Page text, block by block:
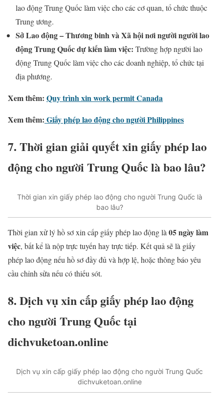
lao động Trung Quốc làm việc cho các cơ quan, tổ chức thuộc
Trung ương.
Sở Lao động – Thương binh và Xã hội nơi người người lao
động Trung Quốc dự kiến làm việc: Trường hợp người lao
động Trung Quốc làm việc cho các doanh nghiệp, tổ chức tại
địa phương.
Xem thêm: Quy trình xin work permit Canada
Xem thêm: Giấy phép lao động cho người Philippines
7. Thời gian giải quyết xin giấy phép lao
động cho người Trung Quốc là bao lâu?
Thời gian xin giấy phép lao động cho người Trung Quốc là
bao lâu?
Thời gian xử lý hồ sơ xin cấp giấy phép lao động là05 ngày làm
việc, bất kể là nộp trực tuyến hay trực tiếp. Kết quả sẽ là giấy
phép lao động nếu hồ sơ đầy đủ và hợp lệ, hoặc thông báo yêu
cầu chỉnh sửa nếu có thiếu sót.
8. Dịch vụ xin cấp giấy phép lao động
cho người Trung Quốc tại
dichvuketoan.online
Dịch vụ xin cấp giấy phép lao động cho người Trung Quốc
dichvuketoan.online